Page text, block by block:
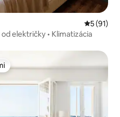
5 (91)
električky • Klimatizácia